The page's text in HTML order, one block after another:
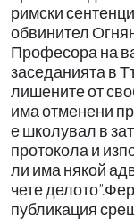
римски
обвинител
Професора на
заседанията в
лишените от
има отменени
е школувал в
протокола и
ли има някой
чете
публикация